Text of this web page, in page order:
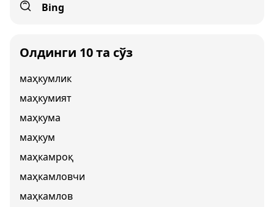
Bing
Олдинги 10 та сўз
маҳкумлик
маҳкумият
маҳкума
маҳкум
маҳкамроқ
маҳкамловчи
маҳкамлов